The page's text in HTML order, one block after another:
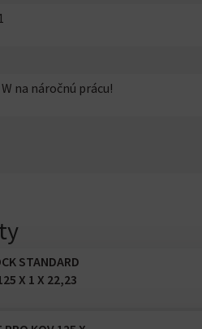
na náročnú prácu!
STANDARD
X 1 X 22,23